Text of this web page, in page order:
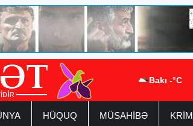
Bakı -°C
HÜQUQ MÜSAHİBƏ